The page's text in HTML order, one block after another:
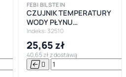


FEBI BILSTEIN
CZUJNIK TEMPERATURY
WODY PŁYNU
CHŁODZĄCEGO OWAL
AUDI SEAT SKODA VW 1.9
TDI
Indeks: 32510
25,65 zł
40,65 zł z dostawą
 